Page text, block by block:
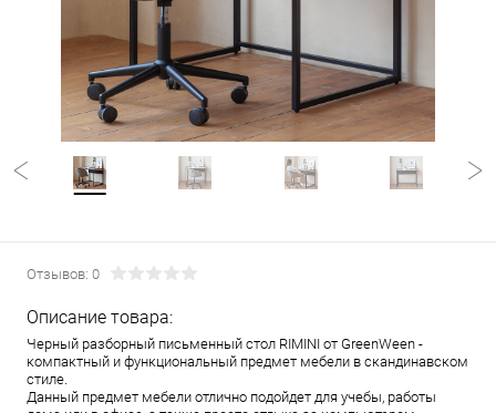
Отзывов: 0
Описание товара:
Черный разборный письменный стол RIMINI от GreenWeen -
компактный и функциональный предмет мебели в скандинавском
стиле.
Данный предмет мебели отлично подойдет для учебы, работы